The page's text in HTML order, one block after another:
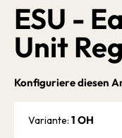
ESU -
Unit
Konfiguriere diesen
Variante: 1 OH